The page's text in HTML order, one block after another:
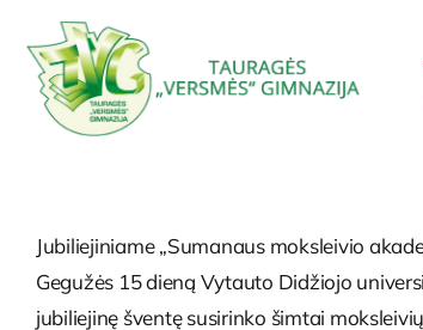
content
Jubiliejiniame „Sumanaus moksleivio
Gegužės 15 dieną Vytauto Didžiojo
jubiliejinę šventę susirinko šimtai